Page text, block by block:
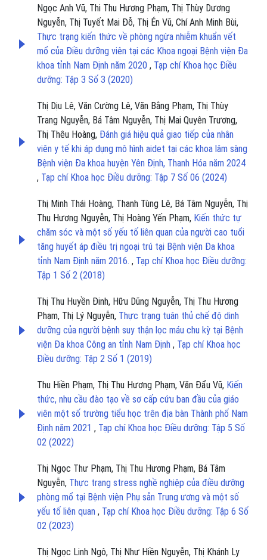
Ngọc Anh Vũ, Thi Thu Hương Phạm, Thị Thùy Dương
Nguyễn, Thị Tuyết Mai Đỗ, Thị Én Vũ, Chí Anh Minh Bùi,
Thực trạng kiến thức về phòng ngừa nhiễm khuẩn vết
mổ của Điều dưỡng viên tại các Khoa ngoại Bệnh viện Đa
khoa tỉnh Nam Định năm 2020 , Tạp chí Khoa học Điều
dưỡng: Tập 3 Số 3 (2020)
Thị Dịu Lê, Văn Cường Lê, Văn Bằng Phạm, Thị Thùy
Trang Nguyễn, Bá Tâm Nguyễn, Thị Mai Quyên Trương,
Thị Thêu Hoàng, Đánh giá hiệu quả giao tiếp của nhân
viên y tế khi áp dụng mô hình aidet tại các khoa lâm sàng
Bệnh viện Đa khoa huyện Yên Định, Thanh Hóa năm 2024
, Tạp chí Khoa học Điều dưỡng: Tập 7 Số 06 (2024)
Thị Minh Thái Hoàng, Thanh Tùng Lê, Bá Tâm Nguyễn, Thị
Thu Hương Nguyễn, Thị Hoàng Yến Phạm, Kiến thức tự
chăm sóc và một số yếu tố liên quan của người cao tuổi
tăng huyết áp điều trị ngoại trú tại Bệnh viện Đa khoa
tỉnh Nam Định năm 2016. , Tạp chí Khoa học Điều dưỡng:
Tập 1 Số 2 (2018)
Thị Thu Huyền Đinh, Hữu Dũng Nguyễn, Thị Thu Hương
Phạm, Thị Lý Nguyễn, Thực trạng tuân thủ chế độ dinh
dưỡng của người bệnh suy thận lọc máu chu kỳ tại Bệnh
viện Đa khoa Công an tỉnh Nam Định , Tạp chí Khoa học
Điều dưỡng: Tập 2 Số 1 (2019)
Thu Hiền Phạm, Thị Thu Hương Phạm, Văn Đẩu Vũ, Kiến
thức, nhu cầu đào tạo về sơ cấp cứu ban đầu của giáo
viên một số trường tiểu học trên địa bàn Thành phố Nam
Định năm 2021 , Tạp chí Khoa học Điều dưỡng: Tập 5 Số
02 (2022)
Thị Ngọc Thư Phạm, Thị Thu Hương Phạm, Bá Tâm
Nguyễn, Thực trạng stress nghề nghiệp của điều dưỡng
phòng mổ tại Bệnh viện Phụ sản Trung ương và một số
yếu tố liên quan , Tạp chí Khoa học Điều dưỡng: Tập 6 Số
02 (2023)
Thị Ngọc Linh Ngô, Thị Như Hiền Nguyễn, Thị Khánh Ly